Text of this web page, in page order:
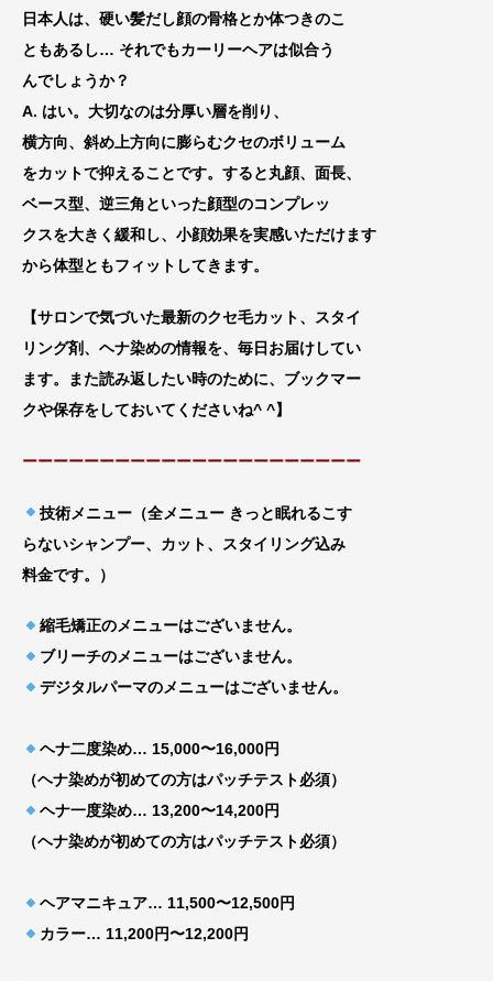
日本人は、硬い髪だし顔の骨格とか体つきのこ
ともあるし… それでもカーリーヘアは似合う
んでしょうか？
A. はい。大切なのは分厚い層を削り、
横方向、斜め上方向に膨らむクセのボリューム
をカットで抑えることです。すると丸顔、面長、
ベース型、逆三角といった顔型のコンプレッ
クスを大きく緩和し、小顔効果を実感いただけます
から体型ともフィットしてきます。
【サロンで気づいた最新のクセ毛カット、スタイ
リング剤、ヘナ染めの情報を、毎日お届けしてい
ます。また読み返したい時のために、ブックマー
クや保存をしておいてくださいね^ ^】
ーーーーーーーーーーーーーーーーーーーーーー
技術メニュー（全メニュー きっと眠れるこす
らないシャンプー、カット、スタイリング込み
料金です。）
縮毛矯正のメニューはございません。
ブリーチのメニューはございません。
デジタルパーマのメニューはございません。
ヘナ二度染め… 15,000〜16,000円
（ヘナ染めが初めての方はパッチテスト必須）
ヘナ一度染め… 13,200〜14,200円
（ヘナ染めが初めての方はパッチテスト必須）
ヘアマニキュア… 11,500〜12,500円
カラー… 11,200円〜12,200円